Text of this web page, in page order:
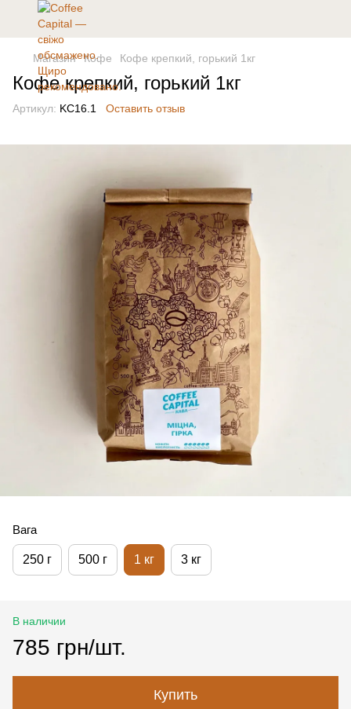
Магазин Кофе Кофе крепкий, горький 1кг
Кофе крепкий, горький 1кг
Артикул: KC16.1 Оставить отзыв
Вага
250 г 500 г 1 кг 3 кг
В наличии
785 грн/шт.
Купить